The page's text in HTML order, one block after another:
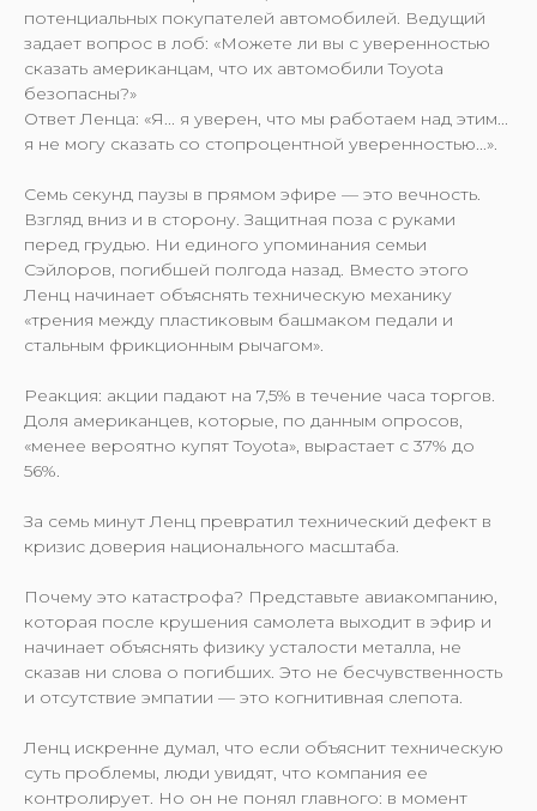
потенциальных покупателей автомобилей. Ведущий
задает вопрос в лоб: «Можете ли вы с уверенностью
сказать американцам, что их автомобили Toyota
безопасны?»
Ответ Ленца: «Я... я уверен, что мы работаем над этим...
я не могу сказать со стопроцентной уверенностью...».
Семь секунд паузы в прямом эфире — это вечность.
Взгляд вниз и в сторону. Защитная поза с руками
перед грудью. Ни единого упоминания семьи
Сэйлоров, погибшей полгода назад. Вместо этого
Ленц начинает объяснять техническую механику
«трения между пластиковым башмаком педали и
стальным фрикционным рычагом».
Реакция: акции падают на 7,5% в течение часа торгов.
Доля американцев, которые, по данным опросов,
«менее вероятно купят Toyota», вырастает с 37% до
56%.
За семь минут Ленц превратил технический дефект в
кризис доверия национального масштаба.
Почему это катастрофа? Представьте авиакомпанию,
которая после крушения самолета выходит в эфир и
начинает объяснять физику усталости металла, не
сказав ни слова о погибших. Это не бесчувственность
и отсутствие эмпатии — это когнитивная слепота.
Ленц искренне думал, что если объяснит техническую
суть проблемы, люди увидят, что компания ее
контролирует. Но он не понял главного: в момент